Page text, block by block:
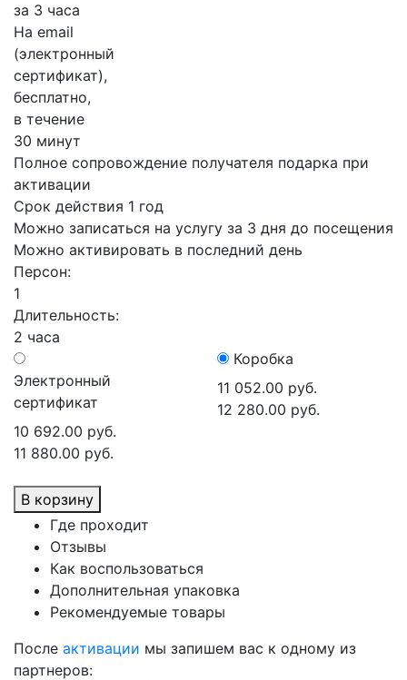
за 3 часа
На email
(электронный
сертификат),
бесплатно,
в течение
30 минут
Полное сопровождение получателя подарка при
активации
Срок действия 1 год
Можно записаться на услугу за 3 дня до посещения
Можно активировать в последний день
Персон:
1
Длительность:
2 часа
Электронный
сертификат
10 692.00 руб.
11 880.00 руб.
Коробка
11 052.00 руб.
12 280.00 руб.
В корзину
Где проходит
Отзывы
Как воспользоваться
Дополнительная упаковка
Рекомендуемые товары
После активации мы запишем вас к одному из
партнеров: